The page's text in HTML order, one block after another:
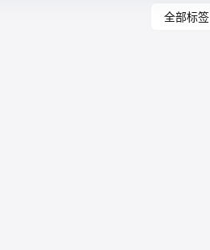
全部标签